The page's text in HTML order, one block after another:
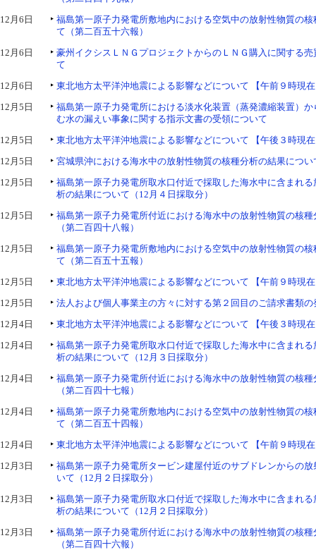
12月6日
福島第一原子力発電所敷地内における空気中の放射性物質の
て（第二百五十六報）
12月6日
豪州イクシスＬＮＧプロジェクトからのＬＮＧ購入に関する
て
12月6日
東北地方太平洋沖地震による影響などについて 【午前９時現
12月5日
福島第一原子力発電所における淡水化装置（蒸発濃縮装置）
む水の漏えい事象に関する指示文書の受領について
12月5日
東北地方太平洋沖地震による影響などについて 【午後３時現
12月5日
宮城県沖における海水中の放射性物質の核種分析の結果につい
12月5日
福島第一原子力発電所取水口付近で採取した海水中に含まれ
析の結果について（12月４日採取分）
12月5日
福島第一原子力発電所付近における海水中の放射性物質の核
（第二百四十八報）
12月5日
福島第一原子力発電所敷地内における空気中の放射性物質の
て（第二百五十五報）
12月5日
東北地方太平洋沖地震による影響などについて 【午前９時現
12月5日
法人および個人事業主の方々に対する第２回目のご請求書類
12月4日
東北地方太平洋沖地震による影響などについて 【午後３時現
12月4日
福島第一原子力発電所取水口付近で採取した海水中に含まれ
析の結果について（12月３日採取分）
12月4日
福島第一原子力発電所付近における海水中の放射性物質の核
（第二百四十七報）
12月4日
福島第一原子力発電所敷地内における空気中の放射性物質の
て（第二百五十四報）
12月4日
東北地方太平洋沖地震による影響などについて 【午前９時現
12月3日
福島第一原子力発電所タービン建屋付近のサブドレンからの
いて（12月２日採取分）
12月3日
福島第一原子力発電所取水口付近で採取した海水中に含まれ
析の結果について（12月２日採取分）
12月3日
福島第一原子力発電所付近における海水中の放射性物質の核
（第二百四十六報）